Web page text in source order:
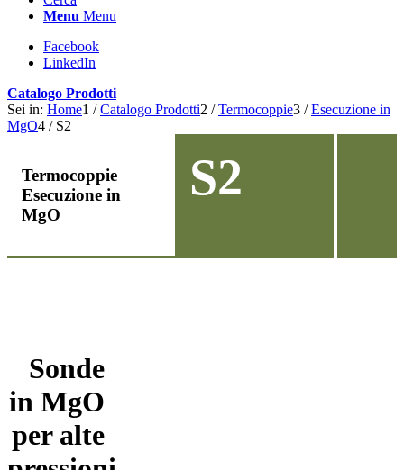
Menu Menu
Facebook
LinkedIn
Catalogo Prodotti
Sei in: Home1 / Catalogo Prodotti2 / Termocoppie3 / Esecuzione in
MgO4 / S2
Termocoppie
Esecuzione in
MgO
S2
Sonde
in MgO
per alte